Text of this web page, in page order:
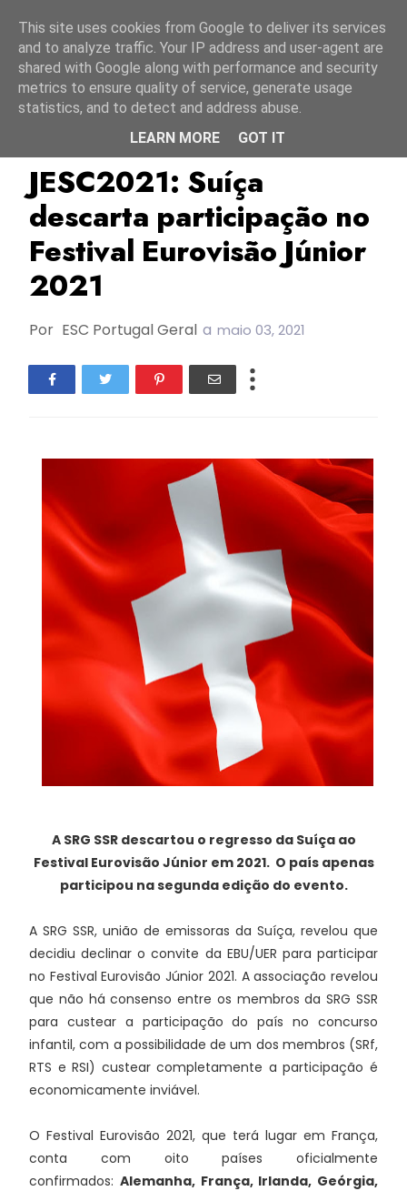
SRG SSR Suíça
JESC2021: Suíça
descarta participação no
Festival Eurovisão Júnior
2021
Por ESC Portugal Geral a maio 03, 2021
A SRG SSR descartou o regresso da Suíça ao
Festival Eurovisão Júnior em 2021. O país apenas
participou na segunda edição do evento.
A SRG SSR, união de emissoras da Suíça, revelou que
decidiu declinar o convite da EBU/UER para participar
no Festival Eurovisão Júnior 2021. A associação revelou
que não há consenso entre os membros da SRG SSR
para custear a participação do país no concurso
infantil, com a possibilidade de um dos membros (SRf,
RTS e RSI) custear completamente a participação é
economicamente inviável.
O Festival Eurovisão 2021, que terá lugar em França,
conta com oito países oficialmente
confirmados: Alemanha, França, Irlanda, Geórgia,
This site uses cookies from Google to deliver its services
and to analyze traffic. Your IP address and user-agent are
shared with Google along with performance and security
metrics to ensure quality of service, generate usage
statistics, and to detect and address abuse.
LEARN MORE
GOT IT